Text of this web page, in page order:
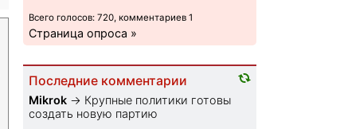
Всего голосов: 720, комментариев 1
Страница опроса »
Последние комментарии
Mikrok → Крупные политики готовы
создать новую партию